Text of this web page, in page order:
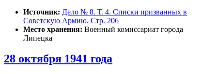
Источник: Дело № 8. Т. 4. Списки призванных в
Советскую Армию. Стр. 206
Место хранения: Военный комиссариат города
Липецка
28 октября 1941 года